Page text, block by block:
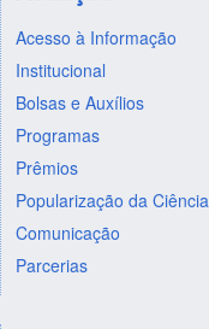
Acesso à Informação
Institucional
Bolsas e Auxílios
Programas
Prêmios
Popularização da Ciência
Comunicação
Parcerias